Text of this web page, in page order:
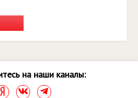
на наши каналы: